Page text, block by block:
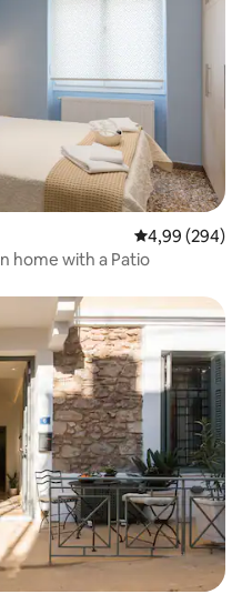
Średnia
4,99 (294)
home with a Patio
Wybór gości